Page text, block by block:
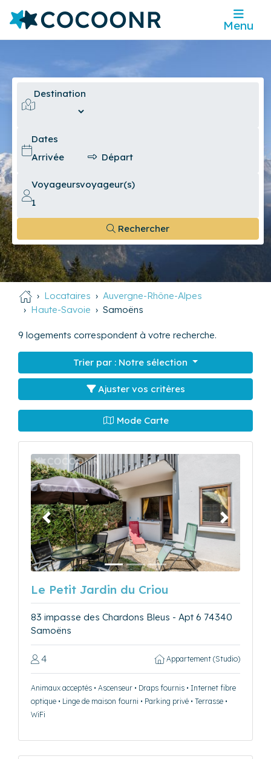
Menu
Destination
Dates
Voyageursvoyageur(s)
Rechercher
Locataires
Auvergne-Rhône-Alpes
Haute-Savoie
Samoëns
9 logements correspondent à votre recherche.
Trier par : Notre sélection
Ajuster vos critères
Mode Carte
Précédent Suivant
Le Petit Jardin du Criou
83 impasse des Chardons Bleus - Apt 6 74340
Samoëns
4 Appartement (Studio)
Animaux acceptés • Ascenseur • Draps fournis • Internet fibre
optique • Linge de maison fourni • Parking privé • Terrasse •
WiFi